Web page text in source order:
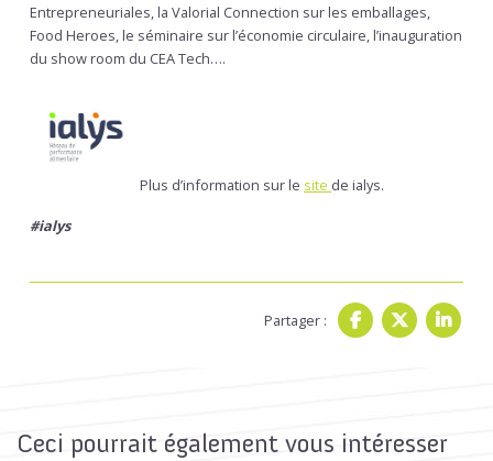
Entrepreneuriales, la Valorial Connection sur les emballages,
Food Heroes, le séminaire sur l’économie circulaire, l’inauguration
du show room du CEA Tech….
Plus d’information sur le site de ialys.
#ialys
Partager :
Ceci pourrait également vous intéresser